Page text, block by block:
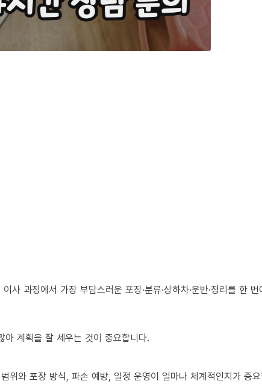
사 과정에서 가장 부담스러운 포장·분류·상하차·운반·정리를 한
아 계획을 잘 세우는 것이 중요합니다.
위와 포장 방식, 파손 예방, 일정 운영이 얼마나 체계적인지가 중